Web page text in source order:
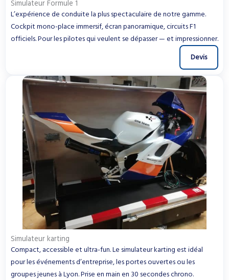
Simulateur Formule 1
L’expérience de conduite la plus spectaculaire de notre gamme.
Cockpit mono-place immersif, écran panoramique, circuits F1
officiels. Pour les pilotes qui veulent se dépasser — et impressionner.
Devis
Simulateur karting
Compact, accessible et ultra-fun. Le simulateur karting est idéal
pour les événements d’entreprise, les portes ouvertes ou les
groupes jeunes à Lyon. Prise en main en 30 secondes chrono.